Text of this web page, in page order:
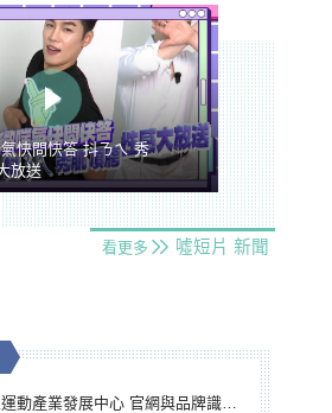
快問快答 抖ㄋㄟ 秀
放送
看更多 噓短片 新聞
動產業發展中心 官網與品牌識別標誌重磅啟用